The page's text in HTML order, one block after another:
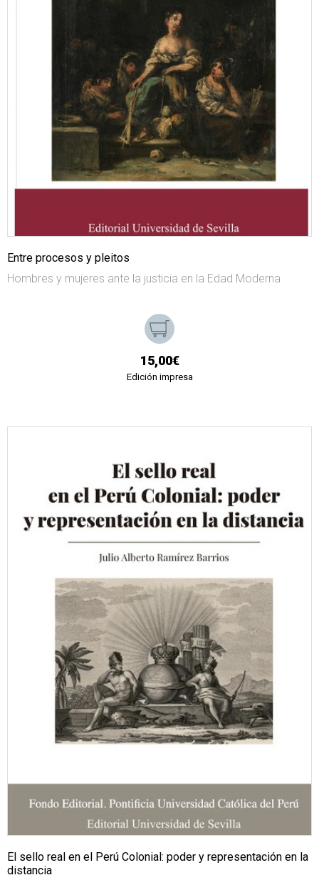
Entre procesos y pleitos
Hombres y mujeres ante la justicia en la Edad Moderna
15,00€
Edición impresa
El sello real en el Perú Colonial: poder y representación en la
distancia